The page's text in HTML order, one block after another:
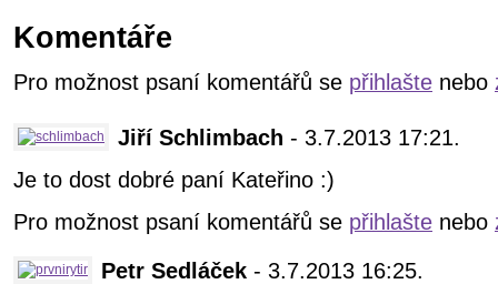
Komentáře
Pro možnost psaní komentářů se přihlašte nebo
Jiří Schlimbach - 3.7.2013 17:21.
Je to dost dobré paní Kateřino :)
Pro možnost psaní komentářů se přihlašte nebo
Petr Sedláček - 3.7.2013 16:25.